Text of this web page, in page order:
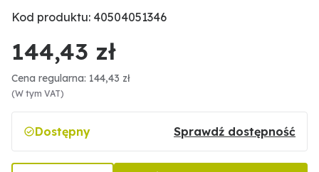
Kod produktu: 40504051346
144,43 zł
Cena regularna: 144,43 zł
(W tym VAT)
Dostępny Sprawdź dostępność